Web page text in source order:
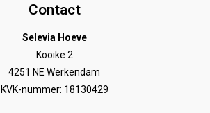
Contact
Selevia Hoeve
Kooike 2
4251 NE Werkendam
KVK-nummer: 18130429